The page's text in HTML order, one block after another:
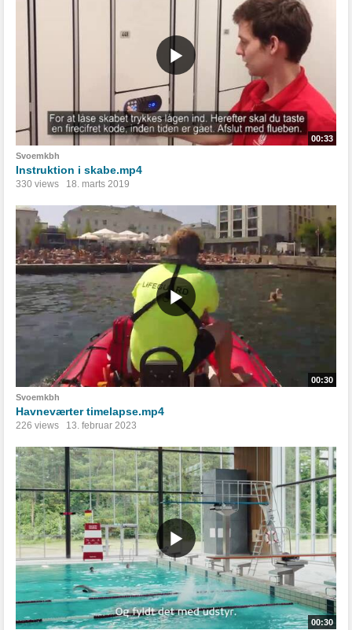
00:33
Svoemkbh
Instruktion i skabe.mp4
330 views 18. marts 2019
00:30
Svoemkbh
Havneværter timelapse.mp4
226 views 13. februar 2023
00:30